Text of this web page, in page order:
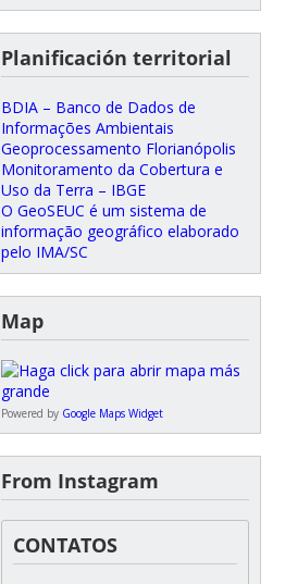
Planificación territorial
BDIA – Banco de Dados de
Informações Ambientais
Geoprocessamento Florianópolis
Monitoramento da Cobertura e
Uso da Terra – IBGE
O GeoSEUC é um sistema de
informação geográfico elaborado
pelo IMA/SC
Map
Powered by Google Maps Widget
From Instagram
CONTATOS